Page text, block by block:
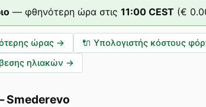
— φθηνότερη ώρα στις 11:00 CEST (€
ώρας → 🔌 Υπολογιστής κόστους
ηλιακών →
Smederevo